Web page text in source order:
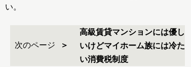
い。
次のページ
高級賃貸マンションには優し
いけどマイホーム族には冷た
い消費税制度